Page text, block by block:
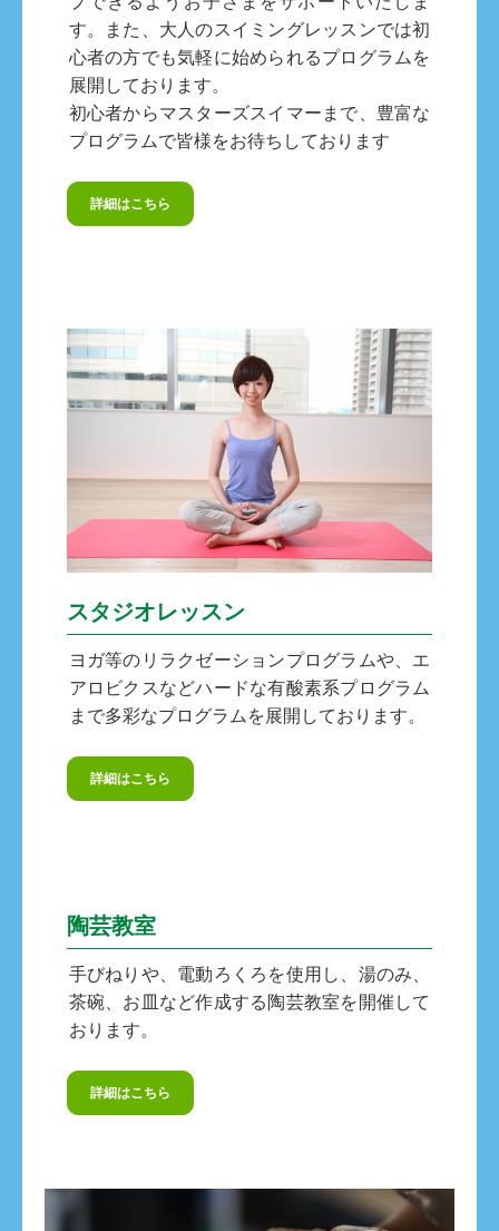
す。また、大人のスイミングレッスンでは初
心者の方でも気軽に始められるプログラムを
展開しております。
初心者からマスターズスイマーまで、豊富な
プログラムで皆様をお待ちしております
詳細はこちら
スタジオレッスン
ヨガ等のリラクゼーションプログラムや、エ
アロビクスなどハードな有酸素系プログラム
まで多彩なプログラムを展開しております。
詳細はこちら
陶芸教室
手びねりや、電動ろくろを使用し、湯のみ、
茶碗、お皿など作成する陶芸教室を開催して
おります。
詳細はこちら